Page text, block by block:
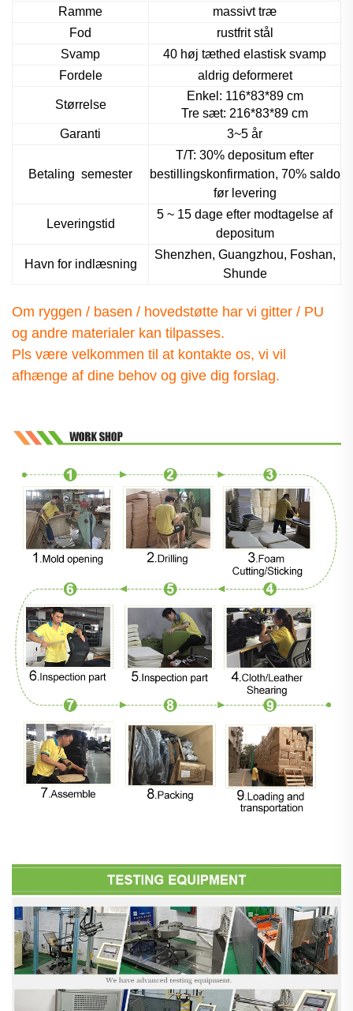
Ramme
massivt træ
Fod
rustfrit stål
Svamp
40 høj tæthed elastisk svamp
Fordele
aldrig deformeret
Størrelse
Enkel: 116*83*89 cm
Tre sæt: 216*83*89 cm
Garanti
3~5 år
Betaling semester
T/T: 30% depositum efter
bestillingskonfirmation, 70% saldo
før levering
Leveringstid
5 ~ 15 dage efter modtagelse af
depositum
Havn for indlæsning
Shenzhen, Guangzhou, Foshan,
Shunde
Om ryggen / basen / hovedstøtte har vi gitter / PU
og andre materialer kan tilpasses.
Pls være velkommen til at kontakte os, vi vil
afhænge af dine behov og give dig forslag.